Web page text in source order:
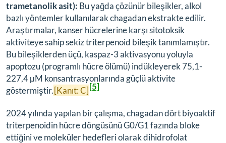
trametanolik asit): Bu yağda çözünür bileşikler, alkol
bazlı yöntemler kullanılarak chagadan ekstrakte edilir.
Araştırmalar, kanser hücrelerine karşı sitotoksik
aktiviteye sahip sekiz triterpenoid bileşik tanımlamıştır.
Bu bileşiklerden üçü, kaspaz-3 aktivasyonu yoluyla
apoptozu (programlı hücre ölümü) indükleyerek 75,1-
227,4 μM konsantrasyonlarında güçlü aktivite
göstermiştir.[Kanıt: C][5]
2024 yılında yapılan bir çalışma, chagadan dört biyoaktif
triterpenoidin hücre döngüsünü G0/G1 fazında bloke
ettiğini ve moleküler hedefleri olarak dihidrofolat